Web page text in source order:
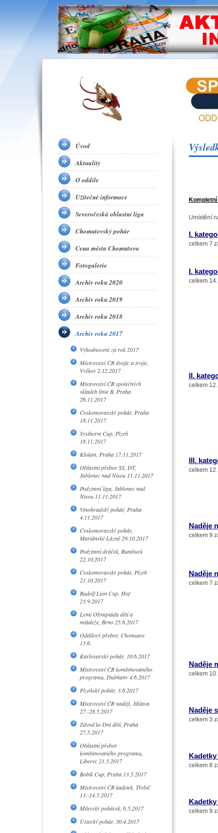
Umístění
I.
celkem 7
I.
celkem 14
II.
celkem 12
III.
celkem 12
Naděje
celkem 9
Naděje
celkem 7
Naděje
celkem 10
Naděje
celkem 3
celkem 8
celkem 9
Úvod
Aktuality
O oddíle
Užitečné informace
Severočeská oblastní liga
Chomutovský pohár
Cena města Chomutova
Fotogalerie
Archiv roku 2020
Archiv roku 2019
Archiv roku 2018
Archiv roku 2017
Vyhodnocení za rok 2017
Mistrovství ČR dvojic a trojic,
Vyškov 2.12.2017
Mistrovství ČR společných
skladeb linie B, Praha
26.11.2017
Českomoravský pohár, Praha
18.11.2017
Systherm Cup, Plzeň
18.11.2017
Klokan, Praha 17.11.2017
Oblastní přebor SS, DT,
Jablonec nad Nisou 11.11.2017
Podzimní liga, Jablonec nad
Nisou 11.11.2017
Vinohradský pohár, Praha
4.11.2017
Českomoravský pohár,
Mariánské Lázně 29.10.2017
Podzimní dráček, Rumburk
22.10.2017
Českomoravský pohár, Plzeň
21.10.2017
Rudolf Lion Cup, Hof
23.9.2017
Letní Olympiáda dětí a
mládeže, Brno 25.6.2017
Oddílový přebor, Chomutov
13.6.
Karlovarský pohár, 10.6.2017
Mistrovství ČR kombinovaného
programu, Dubňany 4.6.2017
Plzeňský pohár, 3.6.2017
Mistrovství ČR nadějí, Jihlava
27.-28.5.2017
Závod ke Dni dětí, Praha
27.5.2017
Oblastní přebor
kombinovaného programu,
Liberec 21.5.2017
Bobík Cup, Praha 13.5.2017
Mistrovství ČR kadetek, Třebíč
13.-14.5.2017
Milevský pohárek, 6.5.2017
Ústecký pohár, 30.4.2017